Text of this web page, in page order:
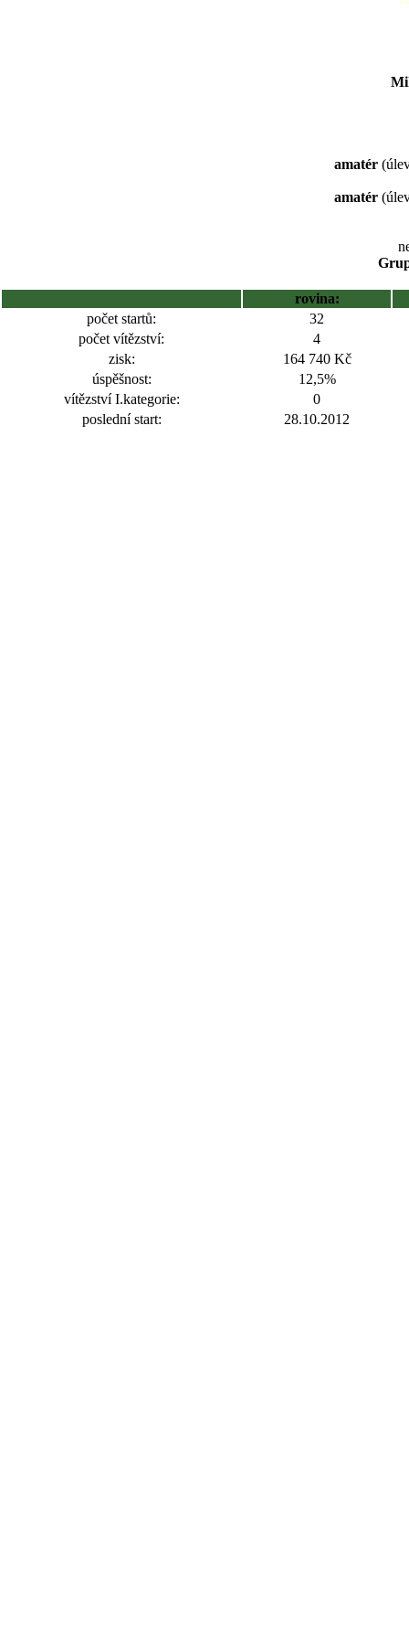
amatér
amatér
rovina:
počet startů:
32
počet vítězství:
4
zisk:
164 740 Kč
úspěšnost:
12,5%
vítězství I.kategorie:
0
poslední start:
28.10.2012